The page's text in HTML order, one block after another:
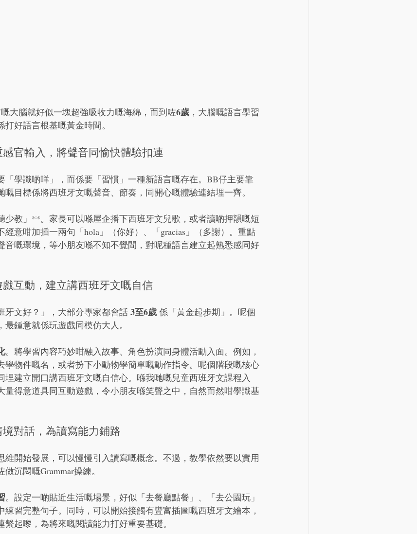
大腦就好似一塊超強吸收力嘅海綿，而到咗6歲 ，大腦嘅語言學習
好語言根基嘅黃金時間。
官輸入，將聲音同愉快體驗扣連
「學識啲咩」，而係要「習慣」一種新語言嘅存在。BB仔主要靠
目標係將西班牙文嘅聲音、節奏，同開心嘅體驗連結埋一齊。
教」**。家長可以喺屋企播下西班牙文兒歌，或者讀啲押韻嘅短
意咁加插一兩句「hola」（你好）、「gracias」（多謝）。重點
音嘅環境，等小朋友喺不知不覺間，對呢種語言建立起熟悉感同好
互動，建立講西班牙文嘅自信
牙文好？」，大部分專家都會話 3至6歲 係「黃金起步期」。呢個
鍾意就係玩遊戲同模仿大人。
。將學習內容巧妙咁融入故事、角色扮演同身體活動入面。例如，
學物件嘅名，或者扮下小動物學簡單嘅動作指令。呢個階段嘅核心
埋建立開口講西班牙文嘅自信心。喺我哋嘅兒童西班牙文課程入
量得意道具同互動遊戲，令小朋友喺笑聲之中，自然而然咁學識基
對話，為讀寫能力鋪路
維開始發展，可以慢慢引入讀寫嘅概念。不過，教學依然要以實用
沉悶嘅Grammar操練。
。設定一啲貼近生活嘅場景，好似「去餐廳點餐」、「去公園玩」
習完整句子。同時，可以開始接觸有豐富插圖嘅西班牙文繪本，
起嚟，為將來嘅閱讀能力打好重要基礎。